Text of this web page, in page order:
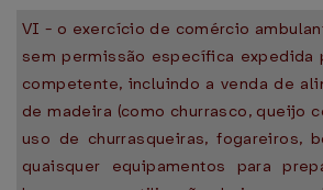
VI - o exercício de comércio
sem permissão específica expedida
competente, incluindo a venda de
de madeira (como churrasco, queijo
uso de churrasqueiras, fogareiros,
quaisquer equipamentos para